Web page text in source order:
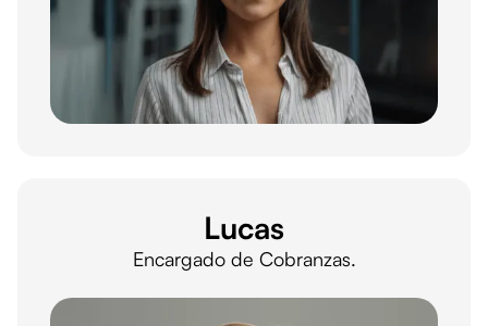
Lucas
Encargado de Cobranzas.